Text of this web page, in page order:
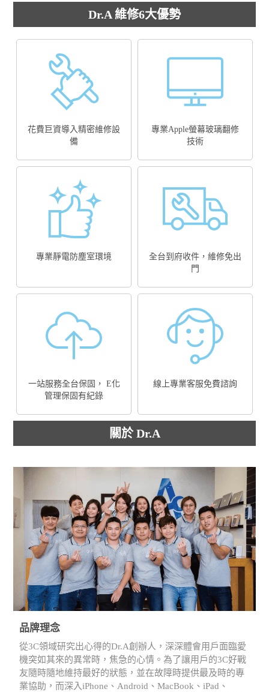
Dr.A 維修6大優勢
花費巨資導入精密維修設
備
專業Apple螢幕玻璃翻修
技術
專業靜電防塵室環境
全台到府收件，維修免出
門
一站服務全台保固， E化
管理保固有紀錄
線上專業客服免費諮詢
關於 Dr.A
品牌理念
從3C領域研究出心得的Dr.A創辦人，深深體會用戶面臨愛
機突如其來的異常時，焦急的心情。為了讓用戶的3C好戰
友隨時隨地維持最好的狀態，並在故障時提供最及時的專
業協助，而深入iPhone、Android、MacBook、iPad、